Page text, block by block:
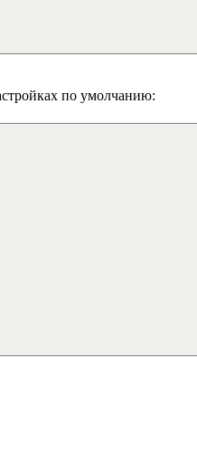
по умолчанию: